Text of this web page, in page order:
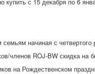
начиная с четвертого
членов ROJ-BW скидка на
на Рождественском